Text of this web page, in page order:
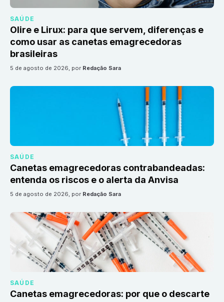
SAÚDE
Olire e Lirux: para que servem, diferenças e
como usar as canetas emagrecedoras
brasileiras
5 de agosto de 2026, por Redação Sara
SAÚDE
Canetas emagrecedoras contrabandeadas:
entenda os riscos e o alerta da Anvisa
5 de agosto de 2026, por Redação Sara
SAÚDE
Canetas emagrecedoras: por que o descarte